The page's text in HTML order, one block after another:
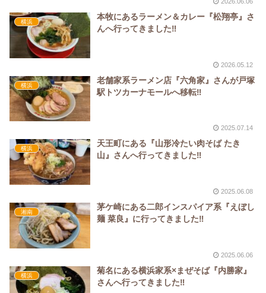
横浜
本牧にあるラーメン＆カレー『松翔亭』さ
んへ行ってきました‼
2026.05.12
横浜
老舗家系ラーメン店『六角家』さんが戸塚
駅トツカーナモールへ移転‼
2025.07.14
横浜
天王町にある『山形冷たい肉そば たき
山』さんへ行ってきました‼
2025.06.08
湘南
茅ケ崎にある二郎インスパイア系『えぼし
麺 菜良』に行ってきました‼
2025.06.06
横浜
菊名にある横浜家系×まぜそば『内勝家』
さんへ行ってきました‼